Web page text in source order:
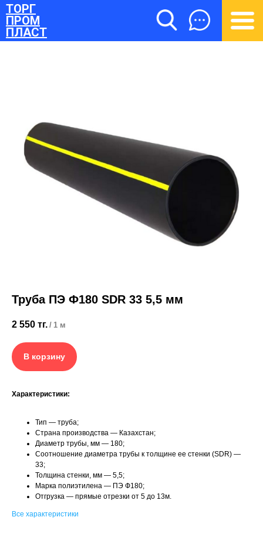
ТОРГПРОМПЛАСТ
ТОРГ
ПРОМ
ПЛАСТ
Труба ПЭ Ф180 SDR 33 5,5 мм
2 550 тг. / 1 м
В корзину
Характеристики:
Тип — труба;
Страна производства — Казахстан;
Диаметр трубы, мм — 180;
Cоотношение диаметра трубы к толщине ее стенки (SDR) —
33;
Толщина стенки, мм — 5,5;
Марка полиэтилена — ПЭ Ф180;
Отгрузка — прямые отрезки от 5 до 13м.
Все характеристики